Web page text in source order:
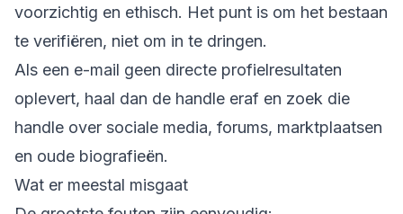
voorzichtig en ethisch. Het punt is om het bestaan
te verifiëren, niet om in te dringen.
Als een e-mail geen directe profielresultaten
oplevert, haal dan de handle eraf en zoek die
handle over sociale media, forums, marktplaatsen
en oude biografieën.
Wat er meestal misgaat